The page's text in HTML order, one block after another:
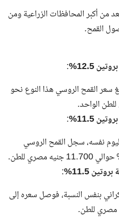
من أكبر المحافظات الزراعية ومن
القمح.
12.5%
:
مايو، بلغ سعر القمح الروسي هذا النوع نحو
11.5%
:
نفسه، سجل القمح الروسي
11.5%
:
بنفس النسبة، فوصل سعره إلى